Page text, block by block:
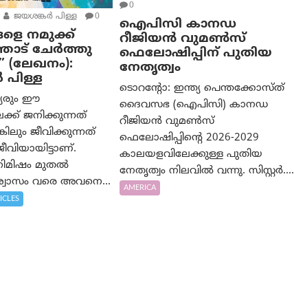
ജയശങ്കര്‍ പിള്ള 0
നമുക്ക്
ചേർത്തു
(ലേഖനം):
ഈ
ജനിക്കുന്നത്
ജീവിക്കുന്നത്
മുതൽ
വരെ അവനെ...
0
ഐപിസി കാനഡ
റീജിയൻ വുമൺസ്
ഫെലോഷിപ്പിന് പുതിയ
നേതൃത്വം
ടൊറന്റോ: ഇന്ത്യ പെന്തക്കോസ്ത്
ദൈവസഭ (ഐപിസി) കാനഡ
റീജിയൻ വുമൺസ്
ഫെലോഷിപ്പിന്റെ 2026-2029
കാലയളവിലേക്കുള്ള പുതിയ
നേതൃത്വം നിലവിൽ വന്നു. സിസ്റ്റർ....
AMERICA